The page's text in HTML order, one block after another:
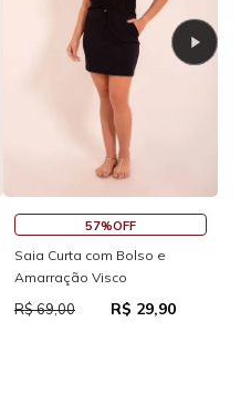
57%OFF
Saia Curta com Bolso e
Amarração Visco
R$ 69,00 R$ 29,90